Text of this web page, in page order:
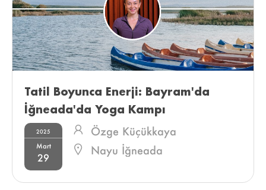
Tatil Boyunca Enerji: Bayram'da
İğneada'da Yoga Kampı
2025
Mart
29
Özge Küçükkaya
Nayu İğneada